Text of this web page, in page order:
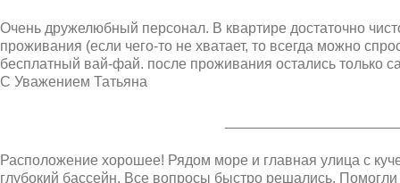
Очень дружелюбный персонал. В квартире достаточно
проживания (если чего-то не хватает, то всегда можно
бесплатный вай-фай. после проживания остались только
С Уважением Татьяна
Расположение хорошее! Рядом море и главная улица с
глубокий бассейн. Все вопросы быстро решались.